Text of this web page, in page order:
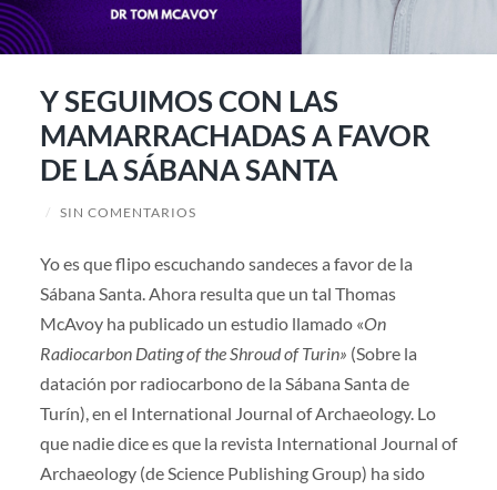
Y SEGUIMOS CON LAS
MAMARRACHADAS A FAVOR
DE LA SÁBANA SANTA
/ SIN COMENTARIOS
Yo es que flipo escuchando sandeces a favor de la
Sábana Santa. Ahora resulta que un tal Thomas
McAvoy ha publicado un estudio llamado «On
Radiocarbon Dating of the Shroud of Turin» (Sobre la
datación por radiocarbono de la Sábana Santa de
Turín), en el International Journal of Archaeology. Lo
que nadie dice es que la revista International Journal of
Archaeology (de Science Publishing Group) ha sido